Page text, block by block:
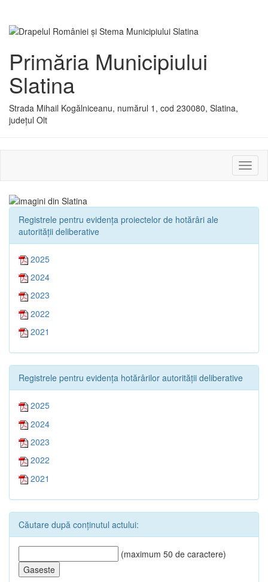
Primăria Municipiului
Slatina
Strada Mihail Kogălniceanu, numărul 1, cod 230080, Slatina,
județul Olt
sau
Registrele pentru evidența proiectelor de hotărâri ale
autorității deliberative
2025
2024
2023
2022
2021
Registrele pentru evidența hotărârilor autorității deliberative
2025
2024
2023
2022
2021
Căutare după conținutul actului:
(maximum 50 de caractere)